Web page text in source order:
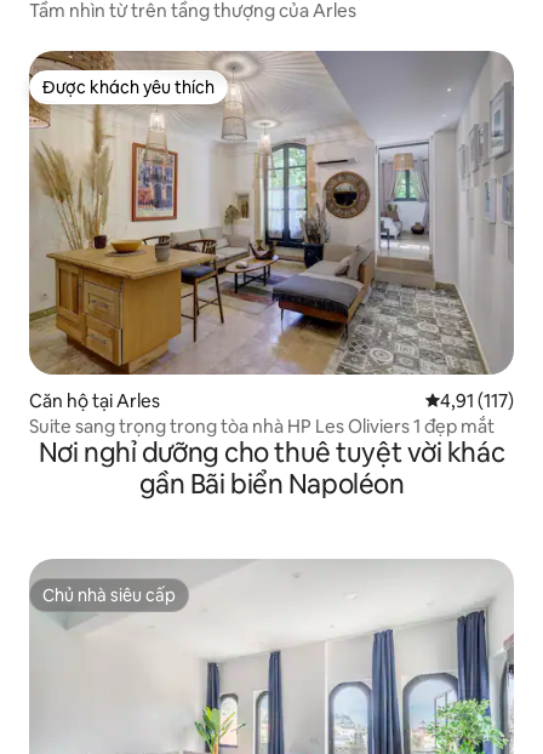
Tầm nhìn từ trên tầng thượng của Arles
Được khách yêu thích
Được khách yêu thích
Căn hộ tại Arles Xếp hạng
4,91 (117)
Suite sang trọng trong tòa nhà HP Les Oliviers 1 đẹp mắt
Nơi nghỉ dưỡng cho thuê tuyệt vời khác
gần Bãi biển Napoléon
Chủ nhà siêu cấp
Chủ nhà siêu cấp